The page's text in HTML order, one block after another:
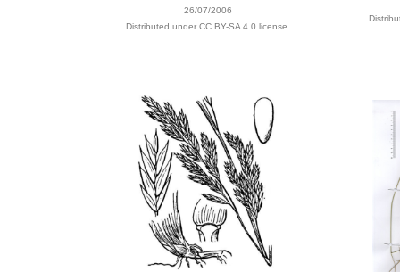
26/07/2006
Distributed under CC BY-SA 4.0 license.